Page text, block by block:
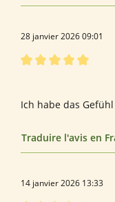
28 janvier 2026 09:01
Ich habe das
Traduire l'avis en
14 janvier 2026 13:33